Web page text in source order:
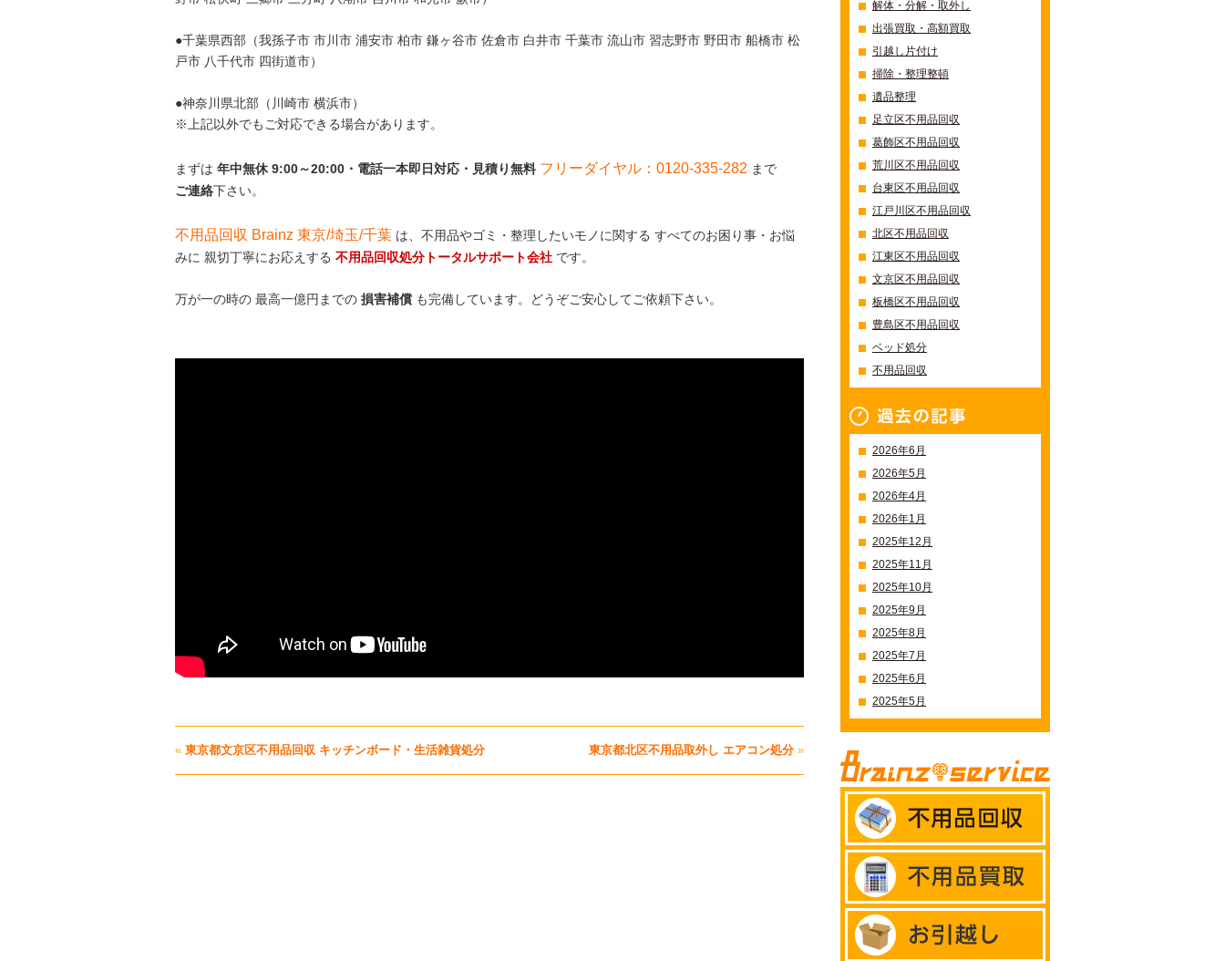
●千葉県西部（我孫子市 市川市 浦安市 柏市 鎌ヶ谷市 佐倉市 白井市 千葉市 流山市 習志野市 野田市 船橋市 松
戸市 八千代市 四街道市）
●神奈川県北部（川崎市 横浜市）
※上記以外でもご対応できる場合があります。
まずは 年中無休 9:00～20:00・電話一本即日対応・見積り無料 フリーダイヤル：0120-335-282 まで
ご連絡下さい。
不用品回収 Brainz 東京/埼玉/千葉 は、不用品やゴミ・整理したいモノに関する すべてのお困り事・お悩
みに 親切丁寧にお応えする 不用品回収処分トータルサポート会社 です。
万が一の時の 最高一億円までの 損害補償 も完備しています。どうぞご安心してご依頼下さい。
« 東京都文京区不用品回収 キッチンボード・生活雑貨処分 東京都北区不用品取外し エアコン処分»
解体・分解・取外し
出張買取・高額買取
引越し片付け
掃除・整理整頓
遺品整理
足立区不用品回収
葛飾区不用品回収
荒川区不用品回収
台東区不用品回収
江戸川区不用品回収
北区不用品回収
江東区不用品回収
文京区不用品回収
板橋区不用品回収
豊島区不用品回収
ベッド処分
不用品回収
2026年6月
2026年5月
2026年4月
2026年1月
2025年12月
2025年11月
2025年10月
2025年9月
2025年8月
2025年7月
2025年6月
2025年5月